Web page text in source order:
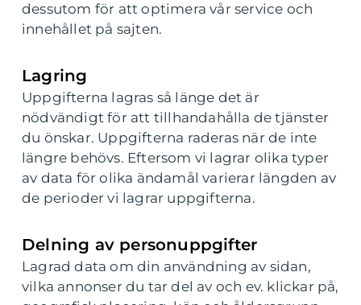
dessutom för att optimera vår service och
innehållet på sajten.
Lagring
Uppgifterna lagras så länge det är
nödvändigt för att tillhandahålla de tjänster
du önskar. Uppgifterna raderas när de inte
längre behövs. Eftersom vi lagrar olika typer
av data för olika ändamål varierar längden av
de perioder vi lagrar uppgifterna.
Delning av personuppgifter
Lagrad data om din användning av sidan,
vilka annonser du tar del av och ev. klickar på,